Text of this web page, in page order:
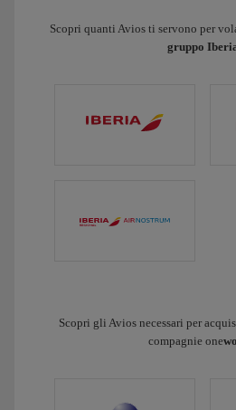
Scopri quanti Avios ti servono per
gruppo
Scopri gli Avios necessari per
compagnie one